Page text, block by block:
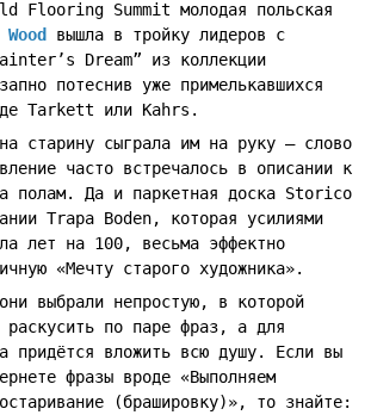
Flooring Summit молодая польская
вышла в тройку лидеров с
Dream” из коллекции
потеснив уже примелькавшихся
Tarkett или Kahrs.
старину сыграла им на руку ― слово
часто встречалось в описании к
полам. Да и паркетная доска Storico
Trapa Boden, которая усилиями
лет на 100, весьма эффектно
«Мечту старого художника».
выбрали непростую, в которой
раскусить по паре фраз, а для
придётся вложить всю душу. Если вы
фразы вроде «Выполняем
(брашировку)», то знайте: